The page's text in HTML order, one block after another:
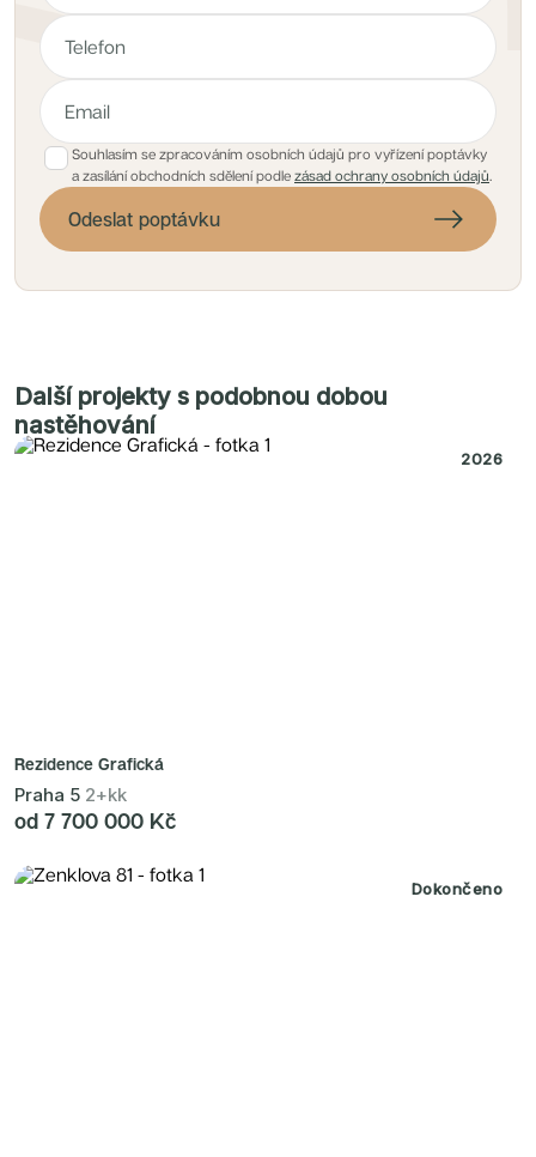
Souhlasím se zpracováním osobních údajů pro vyřízení poptávky
a zasílání obchodních sdělení podle zásad ochrany osobních údajů.
Odeslat poptávku
Další projekty s podobnou dobou
nastěhování
2026
Rezidence Grafická
Praha 5 2+kk
od 7 700 000 Kč
Dokončeno